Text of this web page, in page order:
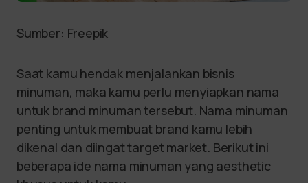
Sumber: Freepik
Saat kamu hendak menjalankan bisnis
minuman, maka kamu perlu menyiapkan nama
untuk brand minuman tersebut. Nama minuman
penting untuk membuat brand kamu lebih
dikenal dan diingat target market. Berikut ini
beberapa ide nama minuman yang aesthetic